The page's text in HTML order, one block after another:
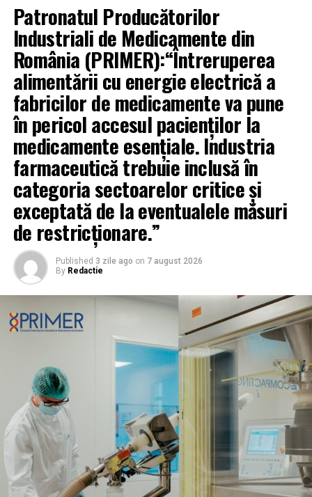
Patronatul Producătorilor
Industriali de Medicamente din
România (PRIMER):“Întreruperea
alimentării cu energie electrică a
fabricilor de medicamente va pune
în pericol accesul pacienților la
medicamente esențiale. Industria
farmaceutică trebuie inclusă în
categoria sectoarelor critice și
exceptată de la eventualele măsuri
de restricționare.”
Published 3 zile ago on 7 august 2026
By Redactie